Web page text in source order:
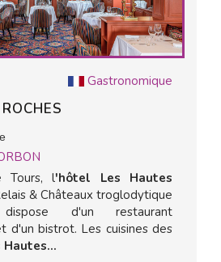
Gastronomique
Tours, l'hôtel Les Hautes
& Châteaux troglodytique
d'un restaurant
d'un bistrot. Les cuisines des